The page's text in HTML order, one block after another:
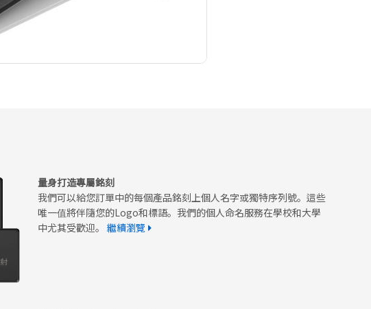
量身打造專屬銘刻
我們可以給您訂單中的每個產品銘刻上個人名字或獨特序列號。這些
唯一值將伴隨您的Logo和標語。我們的個人命名服務在學校和大學
中尤其受歡迎。繼續瀏覽